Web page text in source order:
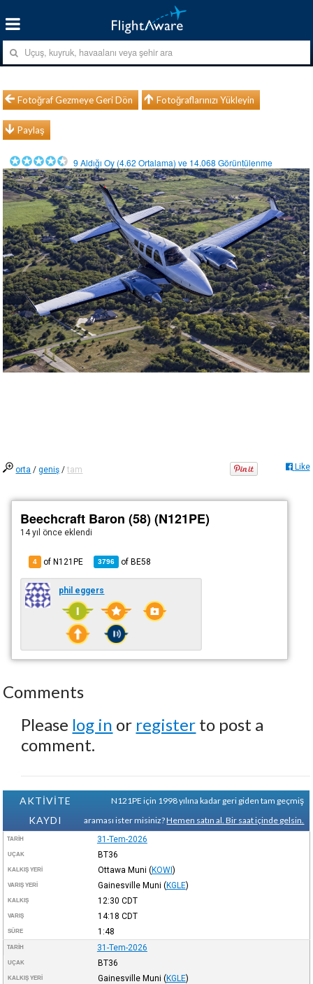
Fotoğraf Gezmeye Geri Dön Fotoğraflarınızı Yükleyin
Paylaş
9 Aldığı Oy (4.62 Ortalama) ve 14.068 Görüntülenme
orta /geniş /tam Like
Beechcraft Baron (58) (N121PE)
14 yıl önce eklendi
4 of N121PE 3796 ofBE58
phil eggers
Comments
Please log in or register to post a
comment.
AKTİVİTE
KAYDI
N121PE için 1998 yılına kadar geri giden tam geçmiş
araması ister misiniz?Hemen satın al. Bir saat içinde gelsin.
TARIH 31-Tem-2026
UÇAK BT36
KALKIŞ YERI Ottawa Muni (KOWI)
VARIŞ YERI Gainesville Muni (KGLE)
KALKIŞ 12:30 CDT
VARIŞ 14:18 CDT
SÜRE 1:48
TARIH 31-Tem-2026
UÇAK BT36
KALKIŞ YERI Gainesville Muni (KGLE)